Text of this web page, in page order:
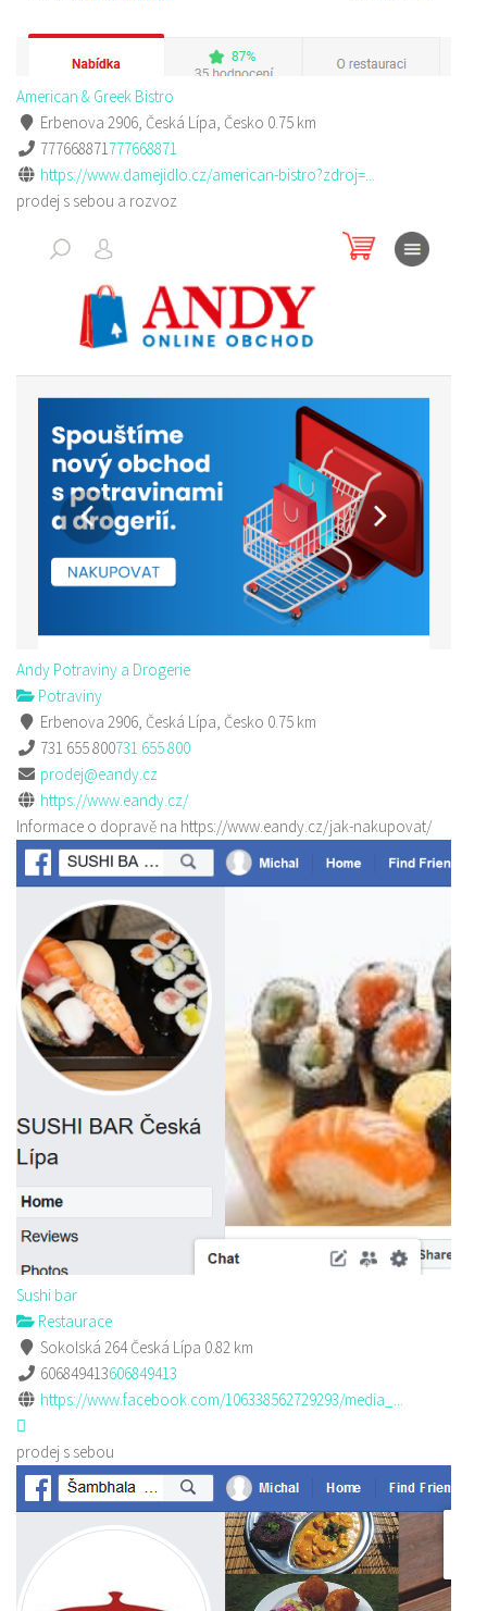
American & Greek Bistro
Erbenova 2906, Česká Lípa, Česko 0.75 km
777668871777668871
https://www.damejidlo.cz/american-bistro?zdroj=...
prodej s sebou a rozvoz
Andy Potraviny a Drogerie
Potraviny
Erbenova 2906, Česká Lípa, Česko 0.75 km
731 655 800731 655 800
prodej@eandy.cz
https://www.eandy.cz/
Informace o dopravě na https://www.eandy.cz/jak-nakupovat/
Sushi bar
Restaurace
Sokolská 264 Česká Lípa 0.82 km
606849413606849413
https://www.facebook.com/106338562729293/media_...
prodej s sebou